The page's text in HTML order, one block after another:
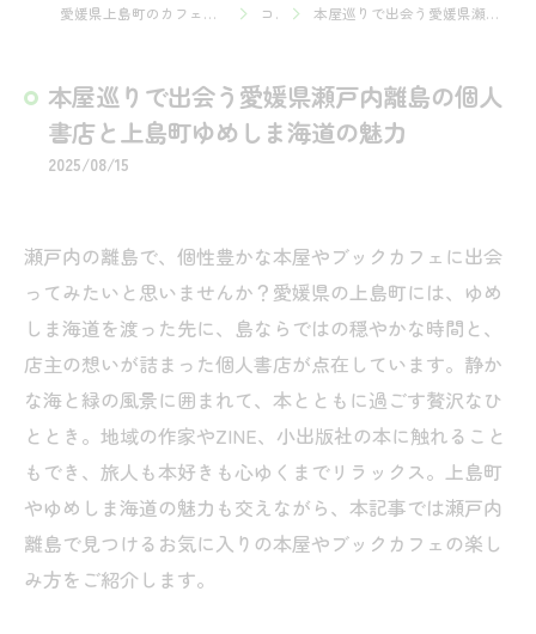
愛媛県上島町のカフェなら本とおちゃの店 ゆたかの本屋ちゃん コラム 本屋巡りで出会う愛媛県瀬戸内離島の個人書店と上島町ゆめしま海道の魅力
本屋巡りで出会う愛媛県瀬戸内離島の個人
書店と上島町ゆめしま海道の魅力
2025/08/15
瀬戸内の離島で、個性豊かな本屋やブックカフェに出会
ってみたいと思いませんか？愛媛県の上島町には、ゆめ
しま海道を渡った先に、島ならではの穏やかな時間と、
店主の想いが詰まった個人書店が点在しています。静か
な海と緑の風景に囲まれて、本とともに過ごす贅沢なひ
ととき。地域の作家やZINE、小出版社の本に触れること
もでき、旅人も本好きも心ゆくまでリラックス。上島町
やゆめしま海道の魅力も交えながら、本記事では瀬戸内
離島で見つけるお気に入りの本屋やブックカフェの楽し
み方をご紹介します。